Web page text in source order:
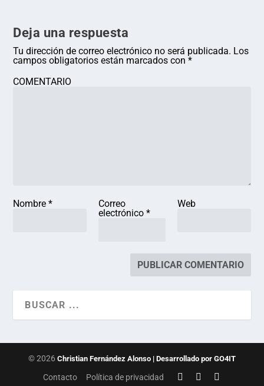
Deja una respuesta
Tu dirección de correo electrónico no será publicada. Los
campos obligatorios están marcados con*
COMENTARIO
Nombre*
Correo
electrónico *
Web
© 2026 Christian Fernández Alonso | Desarrollado por GO4IT
Contacto Política de privacidad